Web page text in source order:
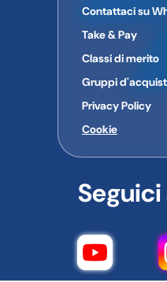
Contattaci su
Take & Pay
Classi di merito
Gruppi
Privacy Policy
Cookie
Seguici